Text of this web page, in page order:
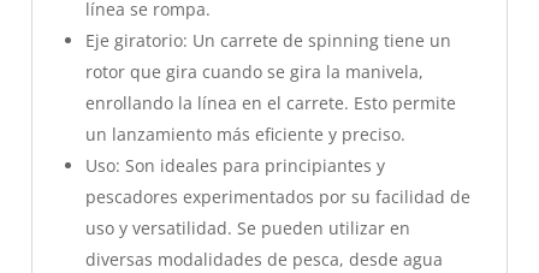
línea se rompa.
Eje giratorio: Un carrete de spinning tiene un
rotor que gira cuando se gira la manivela,
enrollando la línea en el carrete. Esto permite
un lanzamiento más eficiente y preciso.
Uso: Son ideales para principiantes y
pescadores experimentados por su facilidad de
uso y versatilidad. Se pueden utilizar en
diversas modalidades de pesca, desde agua